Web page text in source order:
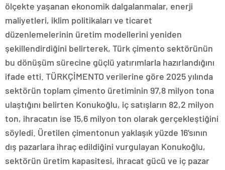
ölçekte yaşanan ekonomik dalgalanmalar, enerji
maliyetleri, iklim politikaları ve ticaret
düzenlemelerinin üretim modellerini yeniden
şekillendirdiğini belirterek, Türk çimento sektörünün
bu dönüşüm sürecine güçlü yatırımlarla hazırlandığını
ifade etti. TÜRKÇİMENTO verilerine göre 2025 yılında
sektörün toplam çimento üretiminin 97,8 milyon tona
ulaştığını belirten Konukoğlu, iç satışların 82,2 milyon
ton, ihracatın ise 15,6 milyon ton olarak gerçekleştiğini
söyledi. Üretilen çimentonun yaklaşık yüzde 16’sının
dış pazarlara ihraç edildiğini vurgulayan Konukoğlu,
sektörün üretim kapasitesi, ihracat gücü ve iç pazar